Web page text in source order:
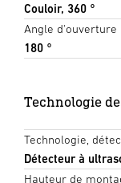
Couloir, 360 °
Angle d'ouverture
180 °
Technologie
Technologie,
Détecteur à
Hauteur de